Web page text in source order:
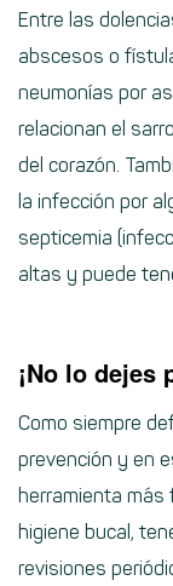
Entre las
abscesos o
neumonías por
relacionan el
del corazón.
la infección por
septicemia
altas y puede
¡No lo dejes
Como siempre
prevención y en
herramienta más
higiene bucal,
revisiones